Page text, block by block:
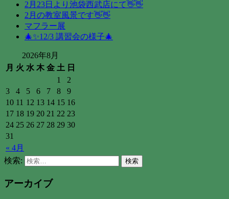
2月23日より池袋西武店にて👋👋
2月の教室風景です👋👋
マフラー展
🎄✨12/3 講習会の様子🎄
2026年8月
月 火 水 木 金 土 日
« 4月
1
2
3
4 5 6 7 8
9
10 11 12 13 14 15 16
17 18 19 20 21 22 23
24 25 26 27 28 29 30
31
検索:
アーカイブ